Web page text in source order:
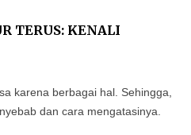
TERUS: KENALI